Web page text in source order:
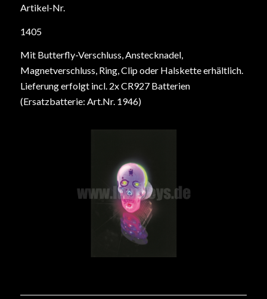
Artikel-Nr.
1405
Mit Butterfly-Verschluss, Anstecknadel,
Magnetverschluss, Ring, Clip oder Halskette erhältlich.
Lieferung erfolgt incl. 2x CR927 Batterien
(Ersatzbatterie: Art.Nr. 1946)